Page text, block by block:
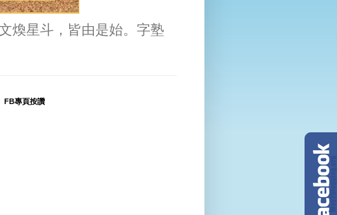
煥星斗，皆由是始。字塾
FB專頁按讚